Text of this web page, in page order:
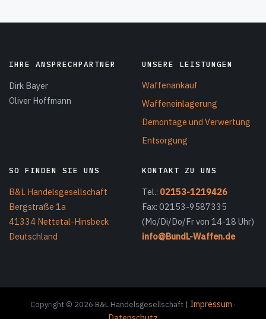
IHRE ANSPRECHPARTNER
Dirk Bayer
Oliver Hoffmann
UNSERE LEISTUNGEN
Waffenankauf
Waffeneinlagerung
Demontage und Verwertung
Entsorgung
SO FINDEN SIE UNS
B&L Handelsgesellschaft
Bergstraße 1a
41334 Nettetal-Hinsbeck
Deutschland
KONTAKT ZU UNS
Tel.: 02153-1219426
Fax: 02153-9587335
(Mo/Di/Do/Fr von 14-18 Uhr)
info@BundL-Waffen.de
Copyright © 2026 B&L Handelsgesellschaft | Impressum ·